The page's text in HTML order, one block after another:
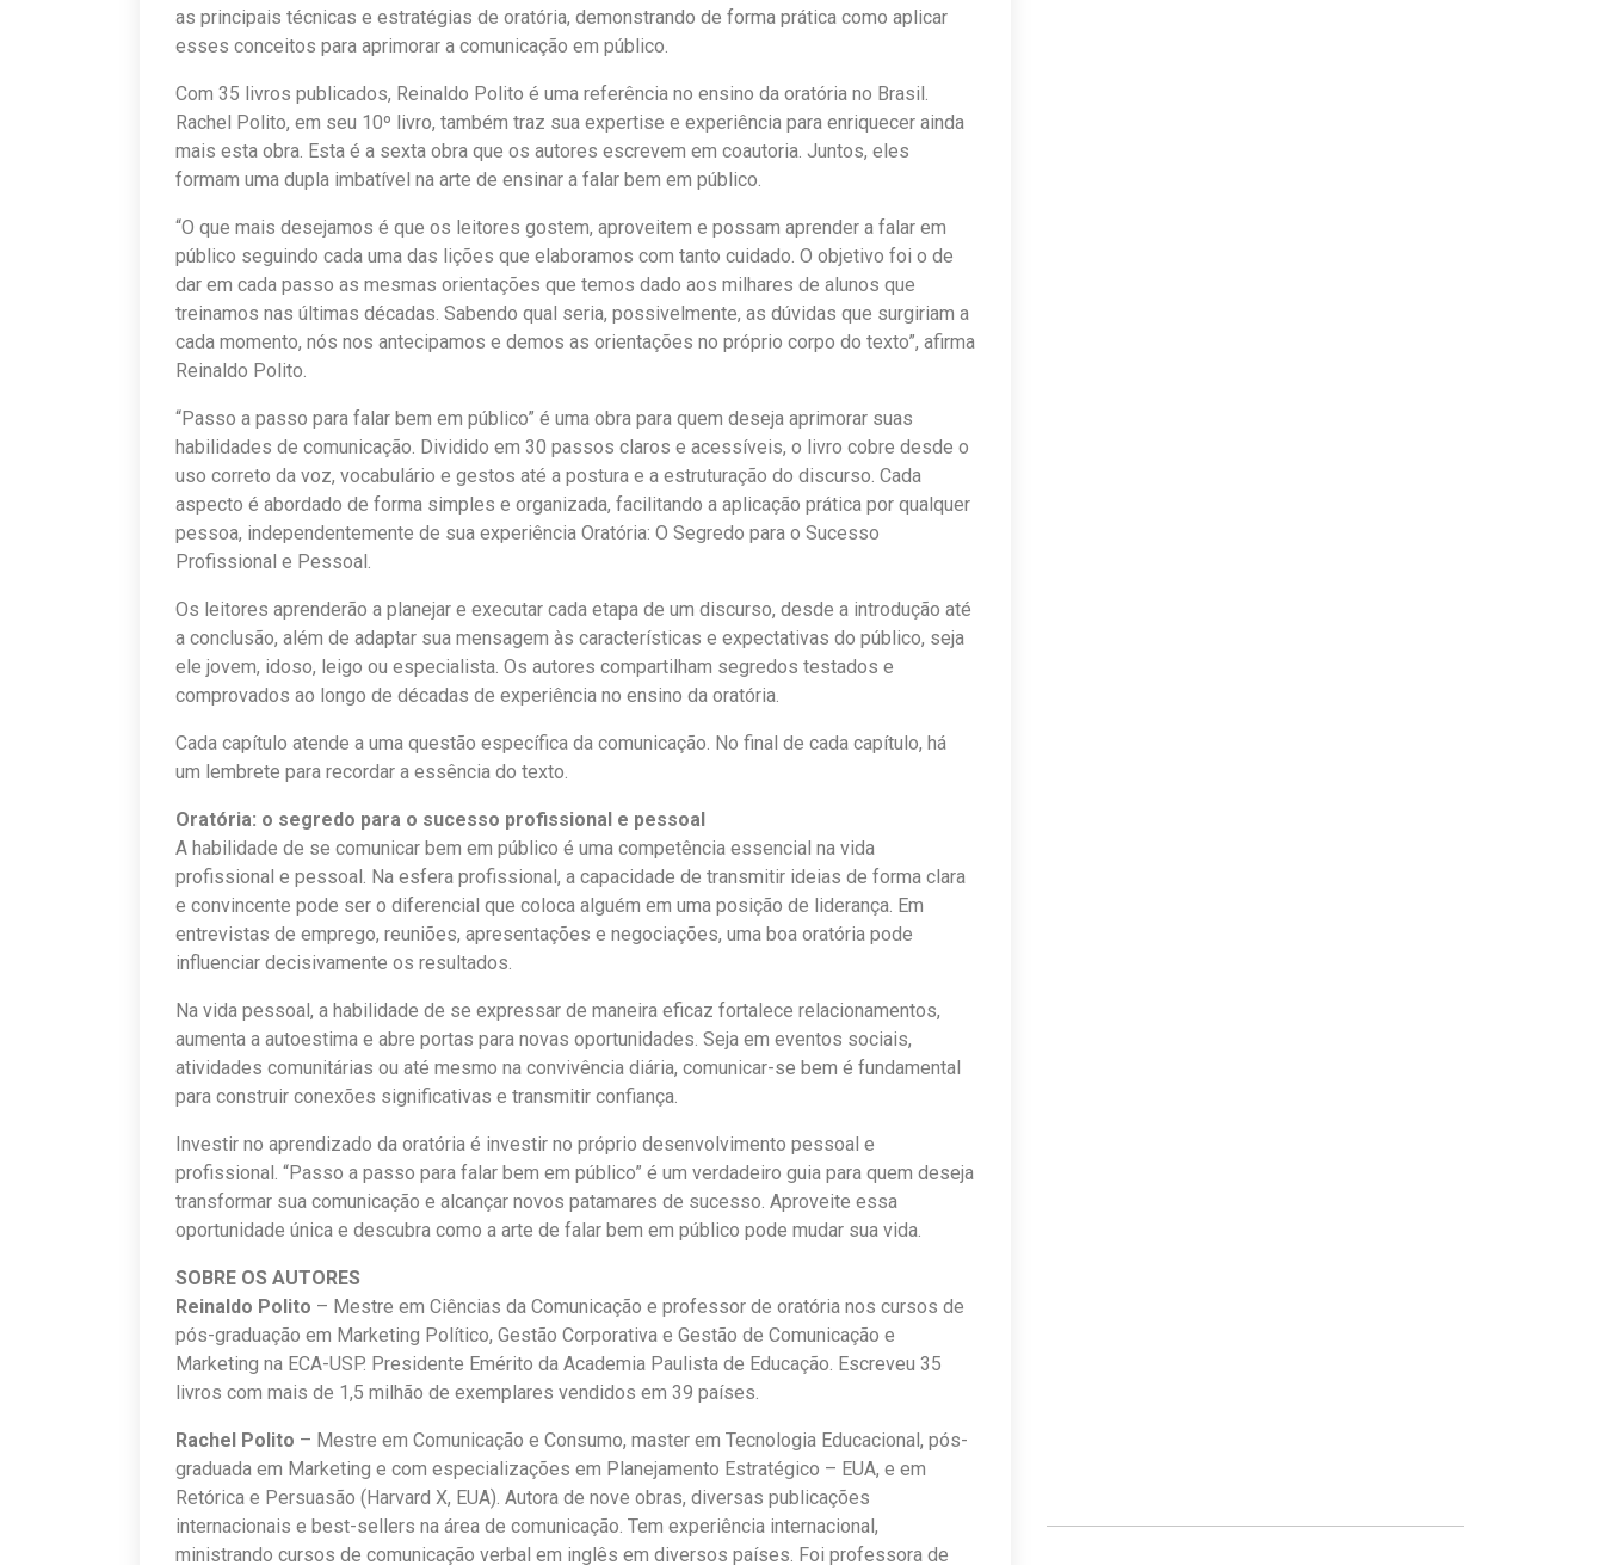
as principais técnicas e estratégias de oratória, demonstrando de forma prática como aplicar
esses conceitos para aprimorar a comunicação em público.
Com 35 livros publicados, Reinaldo Polito é uma referência no ensino da oratória no Brasil.
Rachel Polito, em seu 10º livro, também traz sua expertise e experiência para enriquecer ainda
mais esta obra. Esta é a sexta obra que os autores escrevem em coautoria. Juntos, eles
formam uma dupla imbatível na arte de ensinar a falar bem em público.
“O que mais desejamos é que os leitores gostem, aproveitem e possam aprender a falar em
público seguindo cada uma das lições que elaboramos com tanto cuidado. O objetivo foi o de
dar em cada passo as mesmas orientações que temos dado aos milhares de alunos que
treinamos nas últimas décadas. Sabendo qual seria, possivelmente, as dúvidas que surgiriam a
cada momento, nós nos antecipamos e demos as orientações no próprio corpo do texto”, afirma
Reinaldo Polito.
“Passo a passo para falar bem em público” é uma obra para quem deseja aprimorar suas
habilidades de comunicação. Dividido em 30 passos claros e acessíveis, o livro cobre desde o
uso correto da voz, vocabulário e gestos até a postura e a estruturação do discurso. Cada
aspecto é abordado de forma simples e organizada, facilitando a aplicação prática por qualquer
pessoa, independentemente de sua experiência Oratória: O Segredo para o Sucesso
Profissional e Pessoal.
Os leitores aprenderão a planejar e executar cada etapa de um discurso, desde a introdução até
a conclusão, além de adaptar sua mensagem às características e expectativas do público, seja
ele jovem, idoso, leigo ou especialista. Os autores compartilham segredos testados e
comprovados ao longo de décadas de experiência no ensino da oratória.
Cada capítulo atende a uma questão específica da comunicação. No final de cada capítulo, há
um lembrete para recordar a essência do texto.
Oratória: o segredo para o sucesso profissional e pessoal
A habilidade de se comunicar bem em público é uma competência essencial na vida
profissional e pessoal. Na esfera profissional, a capacidade de transmitir ideias de forma clara
e convincente pode ser o diferencial que coloca alguém em uma posição de liderança. Em
entrevistas de emprego, reuniões, apresentações e negociações, uma boa oratória pode
influenciar decisivamente os resultados.
Na vida pessoal, a habilidade de se expressar de maneira eficaz fortalece relacionamentos,
aumenta a autoestima e abre portas para novas oportunidades. Seja em eventos sociais,
atividades comunitárias ou até mesmo na convivência diária, comunicar-se bem é fundamental
para construir conexões significativas e transmitir confiança.
Investir no aprendizado da oratória é investir no próprio desenvolvimento pessoal e
profissional. “Passo a passo para falar bem em público” é um verdadeiro guia para quem deseja
transformar sua comunicação e alcançar novos patamares de sucesso. Aproveite essa
oportunidade única e descubra como a arte de falar bem em público pode mudar sua vida.
SOBRE OS AUTORES
Reinaldo Polito – Mestre em Ciências da Comunicação e professor de oratória nos cursos de
pós-graduação em Marketing Político, Gestão Corporativa e Gestão de Comunicação e
Marketing na ECA-USP. Presidente Emérito da Academia Paulista de Educação. Escreveu 35
livros com mais de 1,5 milhão de exemplares vendidos em 39 países.
Rachel Polito – Mestre em Comunicação e Consumo, master em Tecnologia Educacional, pós-
graduada em Marketing e com especializações em Planejamento Estratégico – EUA, e em
Retórica e Persuasão (Harvard X, EUA). Autora de nove obras, diversas publicações
internacionais e best-sellers na área de comunicação. Tem experiência internacional,
ministrando cursos de comunicação verbal em inglês em diversos países. Foi professora de